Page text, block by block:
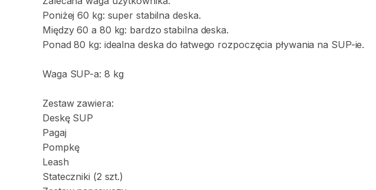
Poniżej 60 kg: super stabilna deska.
Między 60 a 80 kg: bardzo stabilna deska.
Ponad 80 kg: idealna deska do łatwego rozpoczęcia pływania na SUP-ie.
Waga SUP-a: 8 kg
Zestaw zawiera:
Deskę SUP
Pagaj
Pompkę
Leash
Stateczniki (2 szt.)